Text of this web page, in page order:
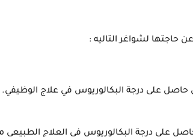
عن حاجتها لشواغر التاليه :